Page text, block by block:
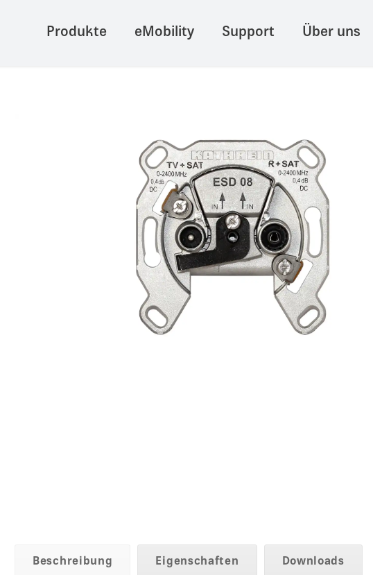
Produkte eMobility Support Über uns
Beschreibung Eigenschaften Downloads